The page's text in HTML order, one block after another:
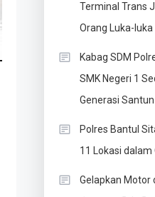
Terminal Trans
Orang Luka-luka
Kabag SDM
SMK Negeri 1
Generasi
Polres Bantul
11 Lokasi dalam
Gelapkan Motor